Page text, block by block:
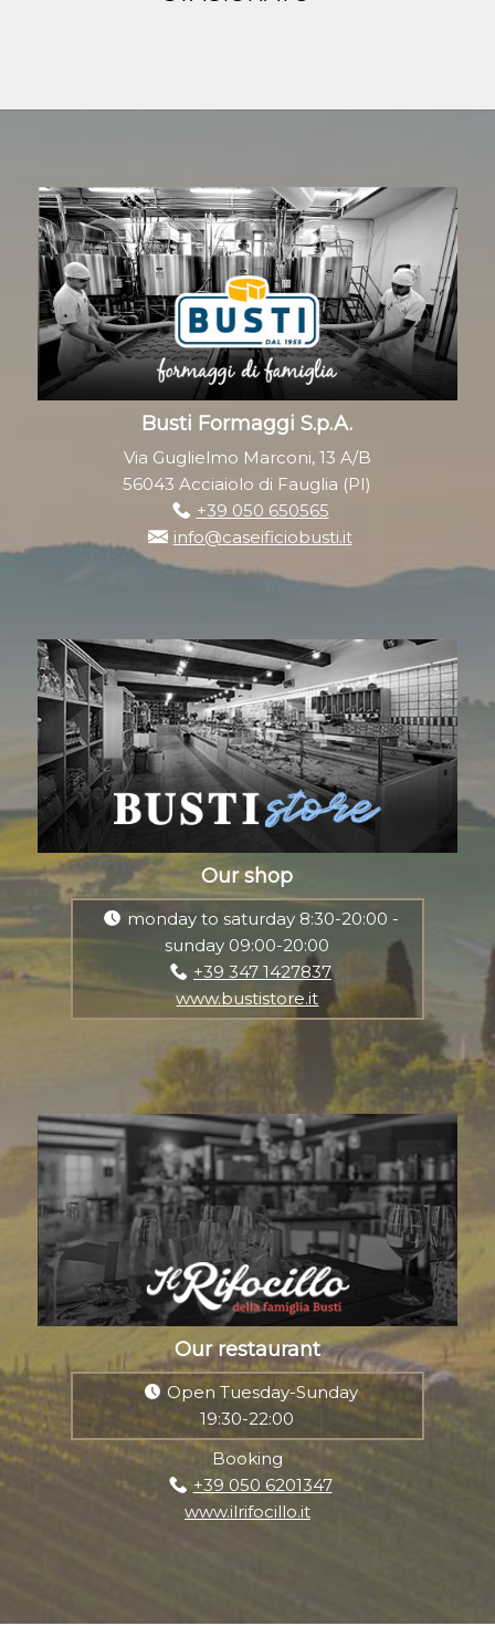
Busti Formaggi S.p.A.
Via Guglielmo Marconi, 13 A/B
56043 Acciaiolo di Fauglia (PI)
+39 050 650565
info@caseificiobusti.it
Our shop
monday to saturday 8:30-20:00 -
sunday 09:00-20:00
+39 347 1427837
www.bustistore.it
Our restaurant
Open Tuesday-Sunday
19:30-22:00
Booking
+39 050 6201347
www.ilrifocillo.it